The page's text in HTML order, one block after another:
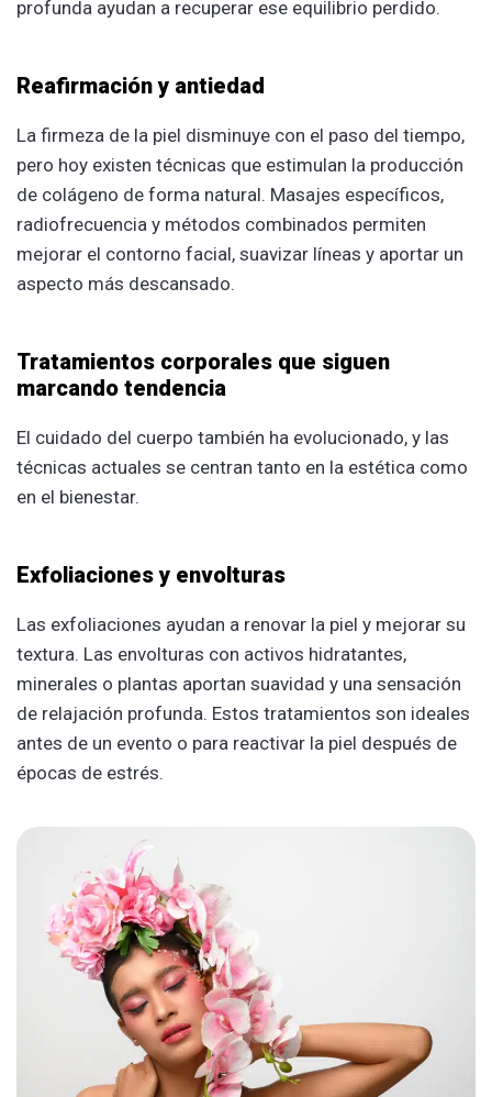
profunda ayudan a recuperar ese equilibrio perdido.
Reafirmación y antiedad
La firmeza de la piel disminuye con el paso del tiempo,
pero hoy existen técnicas que estimulan la producción
de colágeno de forma natural. Masajes específicos,
radiofrecuencia y métodos combinados permiten
mejorar el contorno facial, suavizar líneas y aportar un
aspecto más descansado.
Tratamientos corporales que siguen
marcando tendencia
El cuidado del cuerpo también ha evolucionado, y las
técnicas actuales se centran tanto en la estética como
en el bienestar.
Exfoliaciones y envolturas
Las exfoliaciones ayudan a renovar la piel y mejorar su
textura. Las envolturas con activos hidratantes,
minerales o plantas aportan suavidad y una sensación
de relajación profunda. Estos tratamientos son ideales
antes de un evento o para reactivar la piel después de
épocas de estrés.